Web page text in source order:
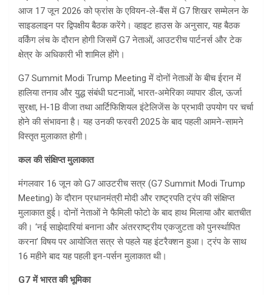
आज 17 जून 2026 को फ्रांस के एवियन-ले-बैंस में G7 शिखर सम्मेलन के
साइडलाइन पर द्विपक्षीय बैठक करेंगे। व्हाइट हाउस के अनुसार, यह बैठक
वर्किंग लंच के दौरान होगी जिसमें G7 नेताओं, आउटरीच पार्टनर्स और टेक
क्षेत्र के अधिकारी भी शामिल होंगे।
G7 Summit Modi Trump Meeting में दोनों नेताओं के बीच ईरान में
हालिया तनाव और युद्ध संबंधी घटनाओं, भारत-अमेरिका व्यापार डील, ऊर्जा
सुरक्षा, H-1B वीजा तथा आर्टिफिशियल इंटेलिजेंस के प्रभावी उपयोग पर चर्चा
होने की संभावना है। यह उनकी फरवरी 2025 के बाद पहली आमने-सामने
विस्तृत मुलाकात होगी।
कल की संक्षिप्त मुलाकात
मंगलवार 16 जून को G7 आउटरीच सत्र (G7 Summit Modi Trump
Meeting) के दौरान प्रधानमंत्री मोदी और राष्ट्रपति ट्रंप की संक्षिप्त
मुलाकात हुई। दोनों नेताओं ने फैमिली फोटो के बाद हाथ मिलाया और बातचीत
की। ‘नई साझेदारियां बनाना और अंतरराष्ट्रीय एकजुटता को पुनर्स्थापित
करना’ विषय पर आयोजित सत्र से पहले यह इंटरैक्शन हुआ। ट्रंप के साथ
16 महीने बाद यह पहली इन-पर्सन मुलाकात थी।
G7में भारत की भूमिका